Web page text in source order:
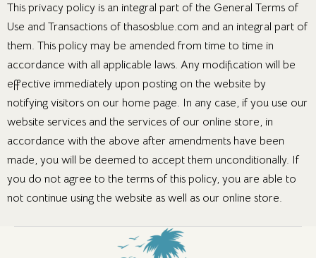
This privacy policy is an integral part of the General Terms of
Use and Transactions of thasosblue.com and an integral part of
them. This policy may be amended from time to time in
accordance with all applicable laws. Any modification will be
effective immediately upon posting on the website by
notifying visitors on our home page. In any case, if you use our
website services and the services of our online store, in
accordance with the above after amendments have been
made, you will be deemed to accept them unconditionally. If
you do not agree to the terms of this policy, you are able to
not continue using the website as well as our online store.